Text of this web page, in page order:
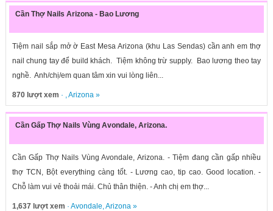
Cần Thợ Nails Arizona - Bao Lương
Tiệm nail sắp mở ờ East Mesa Arizona (khu Las Sendas) cần anh em thợ
nail chung tay để build khách. Tiệm không trừ supply. Bao lương theo tay
nghề. Anh/chị/em quan tâm xin vui lòng liên...
870 lượt xem · ,Arizona»
Cần Gấp Thợ Nails Vùng Avondale, Arizona.
Cần Gấp Thợ Nails Vùng Avondale, Arizona. - Tiệm đang cần gấp nhiều
thợ TCN, Bột everything càng tốt. - Lương cao, tip cao. Good location. -
Chỗ làm vui vẻ thoải mái. Chủ thân thiện. - Anh chị em thợ...
1,637 lượt xem · Avondale,Arizona»